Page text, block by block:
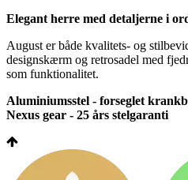
Elegant herre med detaljerne i
August er både kvalitets- og
designskærm og retrosadel med
som funktionalitet.
Aluminiumsstel - forseglet
Nexus gear - 25 års stelgaranti